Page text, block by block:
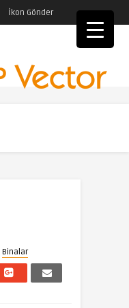
İkon Gönder
Binalar